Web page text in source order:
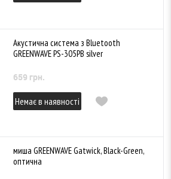
Акустична система з Bluetooth
GREENWAVE PS-305PB silver
659 грн.
Немає в наявності
миша GREENWAVE Gatwick, Black-Green,
оптична